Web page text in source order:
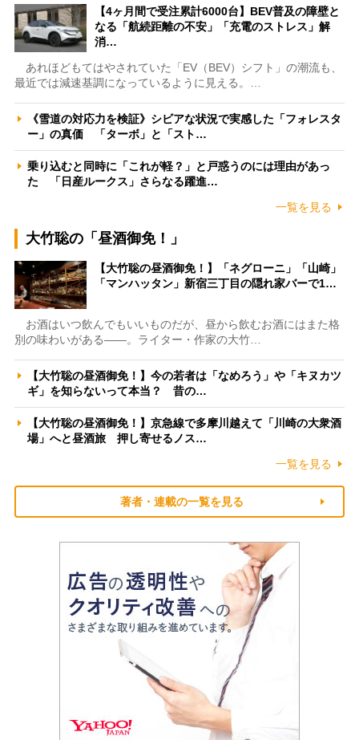
【4ヶ月間で受注累計6000台】BEV普及の障壁と
なる「航続距離の不安」「充電のストレス」解
消…
あれほどもてはやされていた「EV（BEV）シフト」の潮流も、
最近では減速基調になっているように見える。…
《雪道の対応力を検証》シビアな状況で実感した「フォレスタ
ー」の真価 「ターボ」と「スト…
乗り込むと同時に「これが軽？」と戸惑うのには理由があっ
た 「日産ルークス」さらなる躍進…
一覧を見る
大竹聡の「昼酒御免！」
【大竹聡の昼酒御免！】「ネグローニ」「山崎」
「マンハッタン」新宿三丁目の隠れ家バーで1…
お酒はいつ飲んでもいいものだが、昼から飲むお酒にはまた格
別の味わいがある――。ライター・作家の大竹…
【大竹聡の昼酒御免！】今の若者は「なめろう」や「キヌカツ
ギ」を知らないって本当？ 昔の…
【大竹聡の昼酒御免！】京急線で多摩川越えて「川崎の大衆酒
場」へと昼酒旅 押し寄せるノス…
一覧を見る
著者・連載の一覧を見る